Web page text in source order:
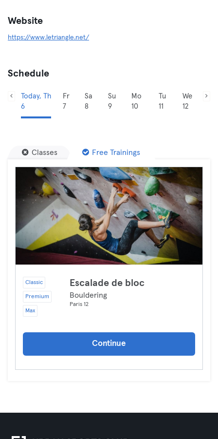
Website
https://www.letriangle.net/
Schedule
Today, Th
6
Fr
7
Sa
8
Su
9
Mo
10
Tu
11
We
12
Classes Free Trainings
Classic
Premium
Max
Escalade de bloc
Bouldering
Paris 12
Continue